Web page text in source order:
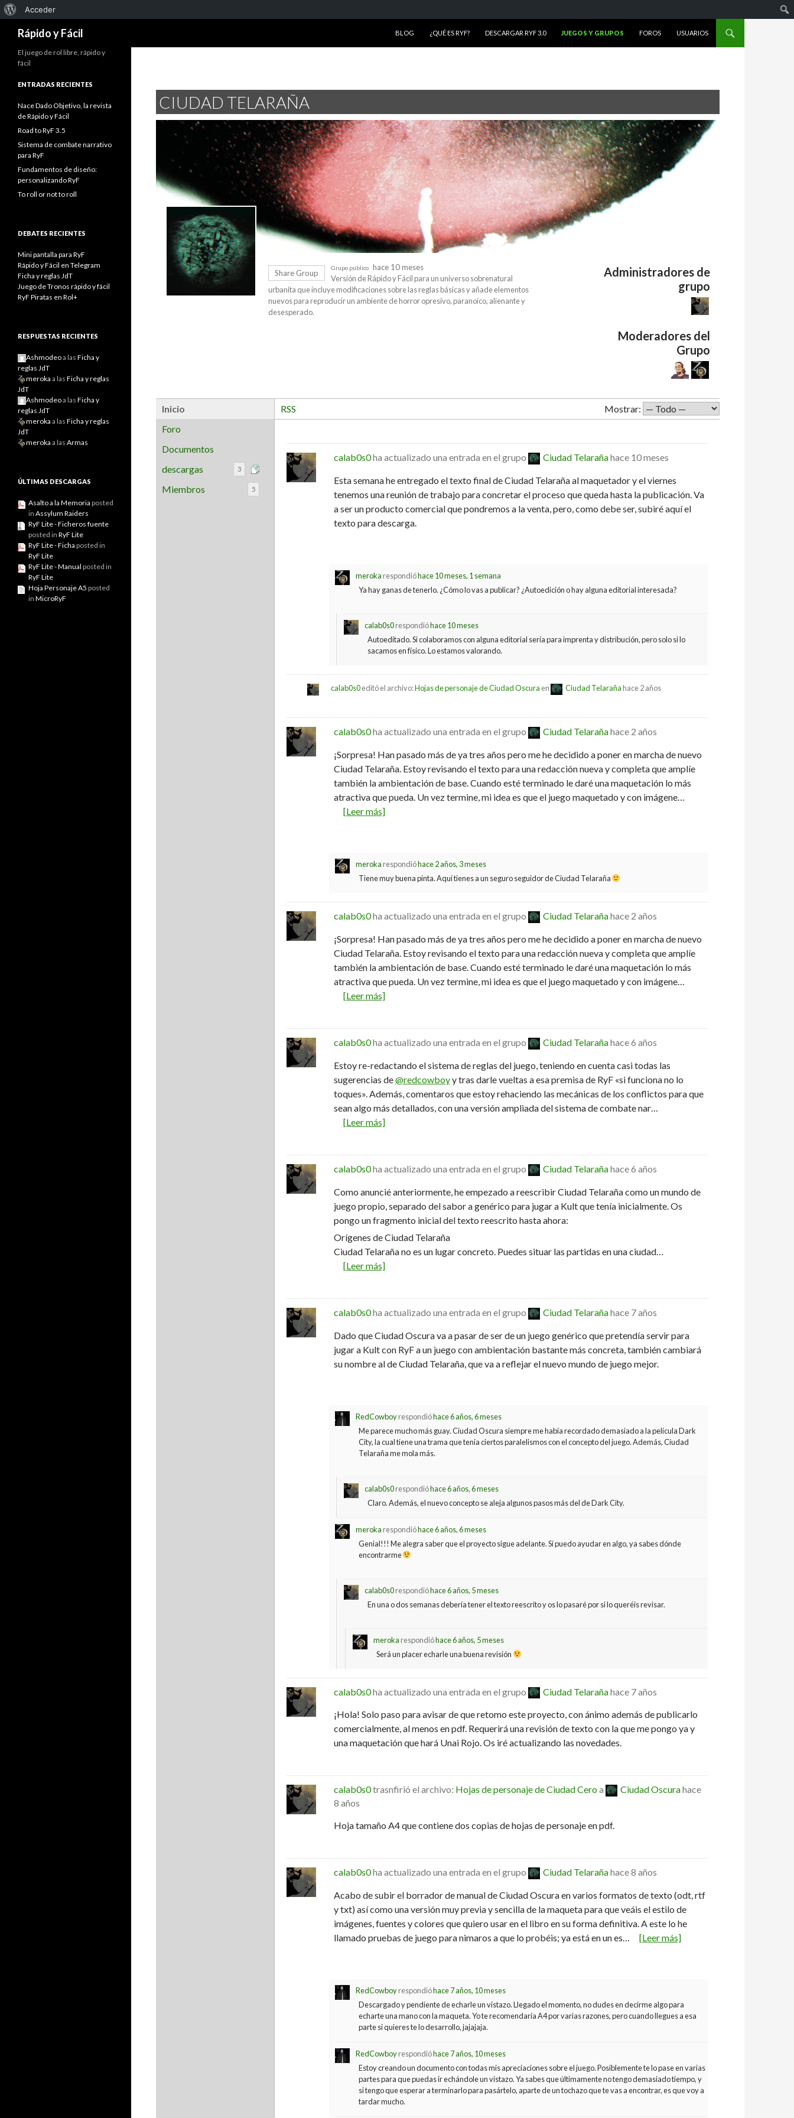
Acerca
de
Acceder
Rápido y Fácil
BLOG
¿QUÉ ES RYF? DESCARGAR RYF 3.0 JUEGOS Y GRUPOS FOROS USUARIOS
CIUDAD TELARAÑA
Share Group
Grupo público
hace 10 meses
Versión de Rápido y Fácil para un universo sobrenatural
urbanita que incluye modificaciones sobre las reglas básicas y añade elementos
nuevos para reproducir un ambiente de horror opresivo, paranoico, alienante y
desesperado.
Administradores de
grupo
Moderadores del
Grupo
Inicio
Foro
Documentos
descargas
3
Miembros 5
RSS Mostrar:
calab0s0ha actualizado una entrada en el grupo Ciudad Telarañahace 10 meses
Esta semana he entregado el texto final de Ciudad Telaraña al maquetador y el viernes
tenemos una reunión de trabajo para concretar el proceso que queda hasta la publicación. Va
a ser un producto comercial que pondremos a la venta, pero, como debe ser, subiré aquí el
texto para descarga.
meroka respondióhace 10 meses, 1 semana
Ya hay ganas de tenerlo. ¿Cómo lo vas a publicar? ¿Autoedición o hay alguna editorial interesada?
calab0s0respondióhace 10 meses
Autoeditado. Si colaboramos con alguna editorial sería para imprenta y distribución, pero solo si lo
sacamos en físico. Lo estamos valorando.
calab0s0editó el archivo:Hojas de personaje de Ciudad Oscura en Ciudad Telaraña hace 2 años
calab0s0ha actualizado una entrada en el grupo Ciudad Telarañahace 2 años
¡Sorpresa! Han pasado más de ya tres años pero me he decidido a poner en marcha de nuevo
Ciudad Telaraña. Estoy revisando el texto para una redacción nueva y completa que amplíe
también la ambientación de base. Cuando esté terminado le daré una maquetación lo más
atractiva que pueda. Un vez termine, mi idea es que el juego maquetado y con imágene…
[Leer más]
meroka respondióhace 2 años, 3 meses
Tiene muy buena pinta. Aquí tienes a un seguro seguidor de Ciudad Telaraña
calab0s0ha actualizado una entrada en el grupo Ciudad Telarañahace 2 años
¡Sorpresa! Han pasado más de ya tres años pero me he decidido a poner en marcha de nuevo
Ciudad Telaraña. Estoy revisando el texto para una redacción nueva y completa que amplíe
también la ambientación de base. Cuando esté terminado le daré una maquetación lo más
atractiva que pueda. Un vez termine, mi idea es que el juego maquetado y con imágene…
[Leer más]
calab0s0ha actualizado una entrada en el grupo Ciudad Telarañahace 6 años
Estoy re-redactando el sistema de reglas del juego, teniendo en cuenta casi todas las
sugerencias de@redcowboyy tras darle vueltas a esa premisa de RyF «si funciona no lo
toques». Además, comentaros que estoy rehaciendo las mecánicas de los conflictos para que
sean algo más detallados, con una versión ampliada del sistema de combate nar…
[Leer más]
calab0s0ha actualizado una entrada en el grupo Ciudad Telarañahace 6 años
Como anuncié anteriormente, he empezado a reescribir Ciudad Telaraña como un mundo de
juego propio, separado del sabor a genérico para jugar a Kult que tenía inicialmente. Os
pongo un fragmento inicial del texto reescrito hasta ahora:
Orígenes de Ciudad Telaraña
Ciudad Telaraña no es un lugar concreto. Puedes situar las partidas en una ciudad…
[Leer más]
calab0s0ha actualizado una entrada en el grupo Ciudad Telarañahace 7 años
Dado que Ciudad Oscura va a pasar de ser de un juego genérico que pretendía servir para
jugar a Kult con RyF a un juego con ambientación bastante más concreta, también cambiará
su nombre al de Ciudad Telaraña, que va a reflejar el nuevo mundo de juego mejor.
RedCowboyrespondióhace 6 años, 6 meses
Me parece mucho más guay. Ciudad Oscura siempre me había recordado demasiado a la película Dark
City, la cual tiene una trama que tenía ciertos paralelismos con el concepto del juego. Además, Ciudad
Telaraña me mola más.
calab0s0respondióhace 6 años, 6 meses
Claro. Además, el nuevo concepto se aleja algunos pasos más del de Dark City.
meroka respondióhace 6 años, 6 meses
Genial!!! Me alegra saber que el proyecto sigue adelante. Si puedo ayudar en algo, ya sabes dónde
encontrarme
calab0s0respondióhace 6 años, 5 meses
En una o dos semanas debería tener el texto reescrito y os lo pasaré por si lo queréis revisar.
meroka respondióhace 6 años, 5 meses
Será un placer echarle una buena revisión
calab0s0ha actualizado una entrada en el grupo Ciudad Telarañahace 7 años
¡Hola! Solo paso para avisar de que retomo este proyecto, con ánimo además de publicarlo
comercialmente, al menos en pdf. Requerirá una revisión de texto con la que me pongo ya y
una maquetación que hará Unai Rojo. Os iré actualizando las novedades.
calab0s0trasnfirió el archivo: Hojas de personaje de Ciudad Ceroa Ciudad Oscurahace
8 años
Hoja tamaño A4 que contiene dos copias de hojas de personaje en pdf.
calab0s0ha actualizado una entrada en el grupo Ciudad Telarañahace 8 años
Acabo de subir el borrador de manual de Ciudad Oscura en varios formatos de texto (odt, rtf
y txt) así como una versión muy previa y sencilla de la maqueta para que veáis el estilo de
imágenes, fuentes y colores que quiero usar en el libro en su forma definitiva. A este lo he
llamado pruebas de juego para nimaros a que lo probéis; ya está en un es…
[Leer más]
RedCowboyrespondióhace 7 años, 10 meses
Descargado y pendiente de echarle un vistazo. Llegado el momento, no dudes en decirme algo para
echarte una mano con la maqueta. Yo te recomendaría A4 por varias razones, pero cuando llegues a esa
parte si quieres te lo desarrollo, jajajaja.
RedCowboyrespondióhace 7 años, 10 meses
Estoy creando un documento con todas mis apreciaciones sobre el juego. Posiblemente te lo pase en varias
partes para que puedas ir echándole un vistazo. Ya sabes que últimamente no tengo demasiado tiempo, y
si tengo que esperar a terminarlo para pasártelo, aparte de un tochazo que te vas a encontrar, es que voy a
tardar mucho.
El juego de rol libre, rápido y
fácil
ENTRADAS RECIENTES
Nace Dado Objetivo, la revista
de Rápido y Fácil
Road to RyF 3.5
Sistema de combate narrativo
para RyF
Fundamentos de diseño:
personalizando RyF
To roll or not to roll
DEBATES RECIENTES
Mini pantalla para RyF
Rápido y Fácil en Telegram
Ficha y reglas JdT
Juego de Tronos rápido y fácil
RyF Piratas en Rol+
RESPUESTAS RECIENTES
Ashmodeoa las Ficha y
reglas JdT
meroka a las Ficha y reglas
JdT
Ashmodeoa las Ficha y
reglas JdT
meroka a las Ficha y reglas
JdT
meroka a las Armas
ÚLTIMAS DESCARGAS
Asalto a la Memoria posted
in Assylum Raiders
RyF Lite - Ficheros fuente
posted in RyF Lite
RyF Lite - Ficha posted in
RyF Lite
RyF Lite - Manual posted in
RyF Lite
Hoja Personaje A5 posted
in MicroRyF